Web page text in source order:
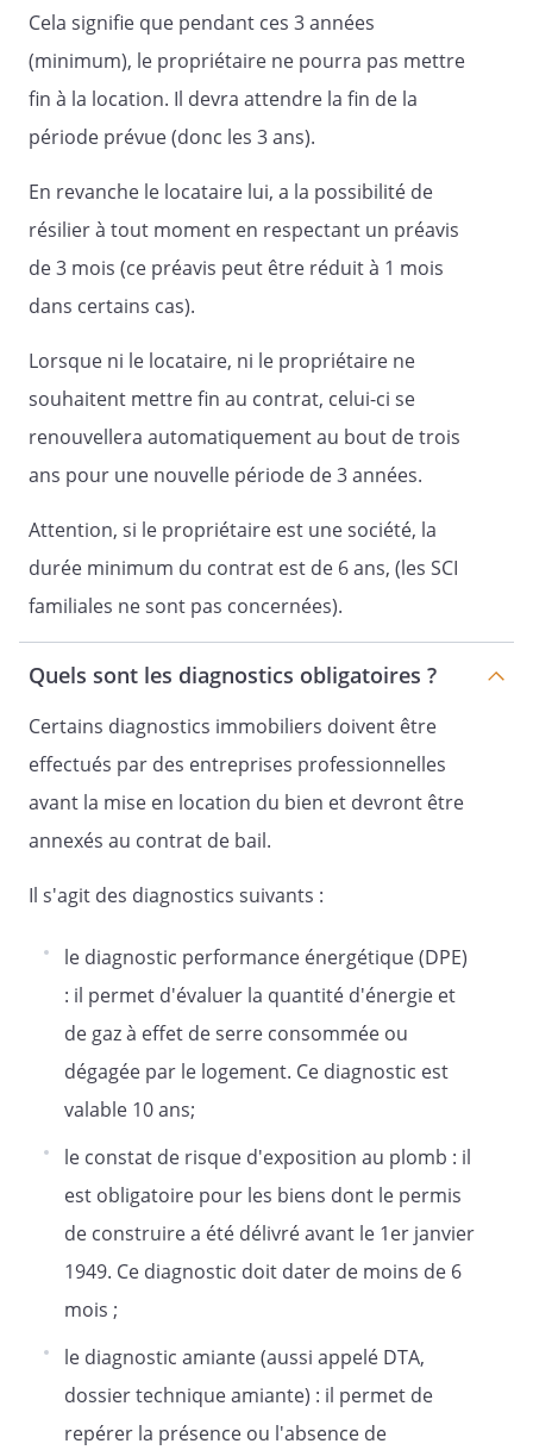
ANNEXES
- Pièce d'identité
- Etat des lieux d'entrée
- Diagnostics obligatoires
Fait à
, le
. Un exemplaire est
remis à chacune des parties qui le
reconnaît.
Le propriétaire
Cela signifie que pendant ces 3 années
(minimum), le propriétaire ne pourra pas mettre
fin à la location. Il devra attendre la fin de la
période prévue (donc les 3 ans).
En revanche le locataire lui, a la possibilité de
résilier à tout moment en respectant un préavis
de 3 mois (ce préavis peut être réduit à 1 mois
dans certains cas).
Lorsque ni le locataire, ni le propriétaire ne
souhaitent mettre fin au contrat, celui-ci se
renouvellera automatiquement au bout de trois
ans pour une nouvelle période de 3 années.
Attention, si le propriétaire est une société, la
durée minimum du contrat est de 6 ans, (les SCI
familiales ne sont pas concernées).
Quels sont les diagnostics obligatoires ?
Certains diagnostics immobiliers doivent être
effectués par des entreprises professionnelles
avant la mise en location du bien et devront être
annexés au contrat de bail.
Il s'agit des diagnostics suivants :
le diagnostic performance énergétique (DPE)
: il permet d'évaluer la quantité d'énergie et
de gaz à effet de serre consommée ou
dégagée par le logement. Ce diagnostic est
valable 10 ans;
le constat de risque d'exposition au plomb : il
est obligatoire pour les biens dont le permis
de construire a été délivré avant le 1er janvier
1949. Ce diagnostic doit dater de moins de 6
mois ;
le diagnostic amiante (aussi appelé DTA,
dossier technique amiante) : il permet de
repérer la présence ou l'absence de